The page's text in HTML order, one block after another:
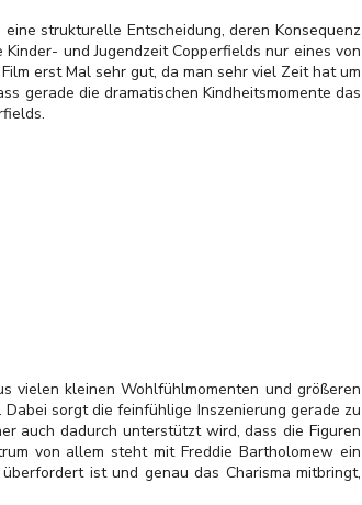
strukturelle Entscheidung, deren Konsequenz
und Jugendzeit Copperfields nur eines von
erst Mal sehr gut, da man sehr viel Zeit hat um
gerade die dramatischen Kindheitsmomente das
vielen kleinen Wohlfühlmomenten und größeren
sorgt die feinfühlige Inszenierung gerade zu
auch dadurch unterstützt wird, dass die Figuren
von allem steht mit Freddie Bartholomew ein
ist und genau das Charisma mitbringt,